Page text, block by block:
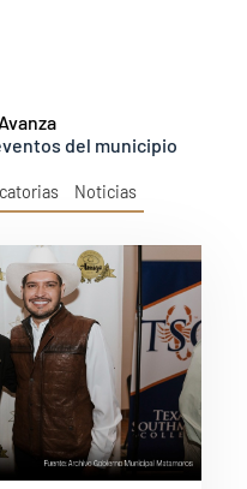
del municipio
Noticias